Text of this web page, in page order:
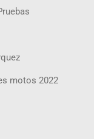
motos 2022